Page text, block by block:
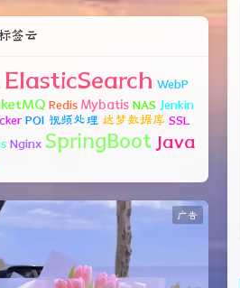
ElasticSearch WebP
Redis Mybatis NAS Jenkin
POI 视频处理 达梦数据库 SSL
SpringBoot